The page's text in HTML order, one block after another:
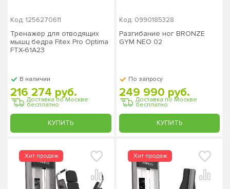
Код: 1256270611
Тренажер для отводящих
мышц бедра Fitex Pro Optima
FTX-61A23
В наличии
Доставка по Москве
бесплатно
216 274 руб.
КУПИТЬ
Код: 0990185328
Разгибание ног BRONZE
GYM NEO 02
По запросу
Доставка по Москве
бесплатно
249 990 руб.
КУПИТЬ